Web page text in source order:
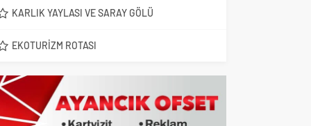
KARLIK YAYLASI VE SARAY GÖLÜ
EKOTURIZM ROTASI